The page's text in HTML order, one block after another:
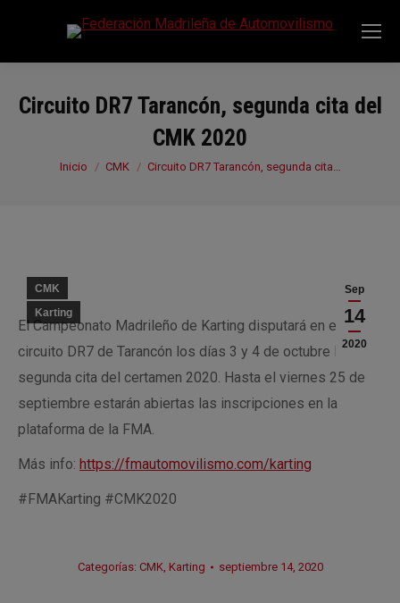
Circuito DR7 Tarancón, segunda cita del
CMK 2020
Estás aquí:
Inicio CMK Circuito DR7 Tarancón, segunda cita…
Sep
14
2020
CMK
Karting
El Campeonato Madrileño de Karting disputará en el
circuito DR7 de Tarancón los días 3 y 4 de octubre la
segunda cita del certamen 2020. Hasta el viernes 25 de
septiembre estarán abiertas las inscripciones en la
plataforma de la FMA.
Más info: https://fmautomovilismo.com/karting
#FMAKarting #CMK2020
Categorías: CMK, Karting septiembre 14, 2020